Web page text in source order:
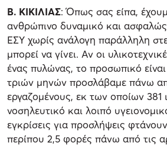
Β. ΚΙΚΙΛΙΑΣ: Όπως σας είπα,
ανθρώπινο δυναμικό και
ΕΣΥ χωρίς ανάλογη παράλληλη
μπορεί να γίνει. Αν οι
ένας πυλώνας, το προσωπικό
τριών μηνών προσλάβαμε πάνω
εργαζομένους, εκ των οποίων 381
νοσηλευτικό και λοιπό
εγκρίσεις για προσλήψεις
περίπου 2,5 φορές πάνω από τις